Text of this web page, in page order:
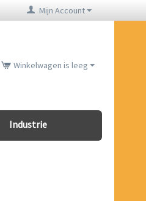
Mijn Account
Winkelwagen is leeg
Industrie